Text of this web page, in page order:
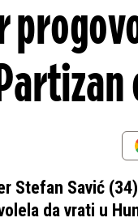
Stefan Savić
da vrati u